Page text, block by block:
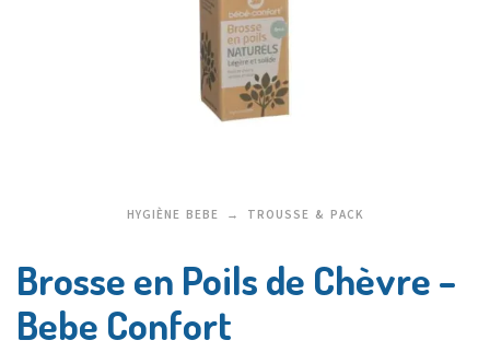
HYGIÈNE BEBE TROUSSE & PACK
Brosse en Poils de Chèvre –
Bebe Confort